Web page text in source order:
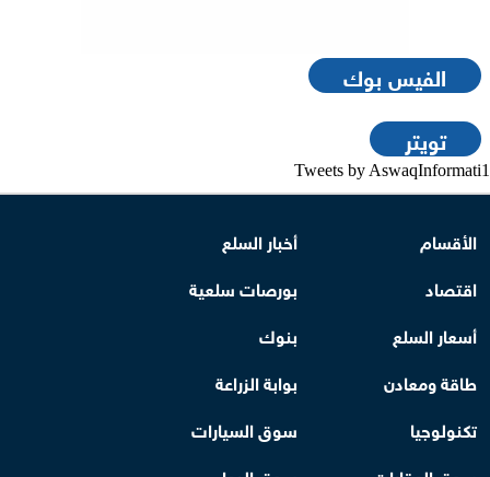
الفيس بوك
تويتر
Tweets by AswaqInformati1
الأقسام
أخبار السلع
اقتصاد
بورصات سلعية
أسعار السلع
بنوك
طاقة ومعادن
بوابة الزراعة
تكنولوجيا
سوق السيارات